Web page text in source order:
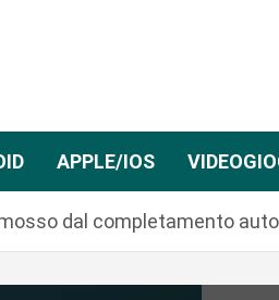
APPLE/IOS
dal completamento